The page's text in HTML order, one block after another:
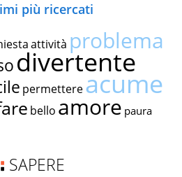
più ricercati
attività problema
divertente
permettereacume
bello amore paura
SAPERE